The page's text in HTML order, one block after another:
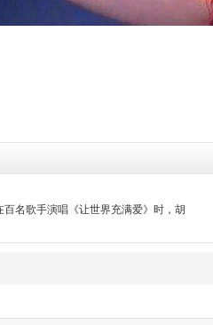
名歌手演唱《让世界充满爱》时，胡